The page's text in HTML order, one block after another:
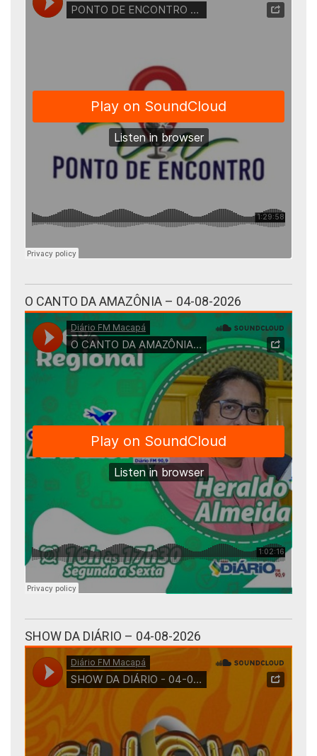
O CANTO DA AMAZÔNIA – 04-08-2026
SHOW DA DIÁRIO – 04-08-2026